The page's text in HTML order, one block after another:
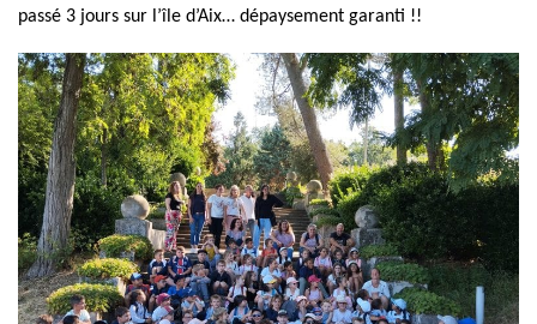
passé 3 jours sur l’île d’Aix… dépaysement garanti !!